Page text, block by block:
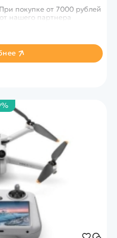
покупке от 7000 рублей
получите уникальное предложение от нашего партнера